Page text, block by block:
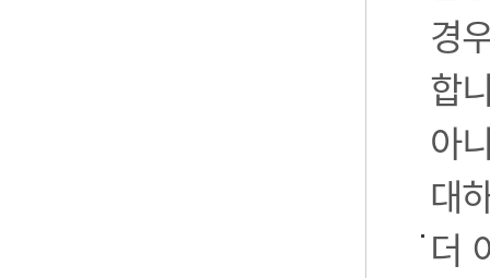
경
합
아
대
더